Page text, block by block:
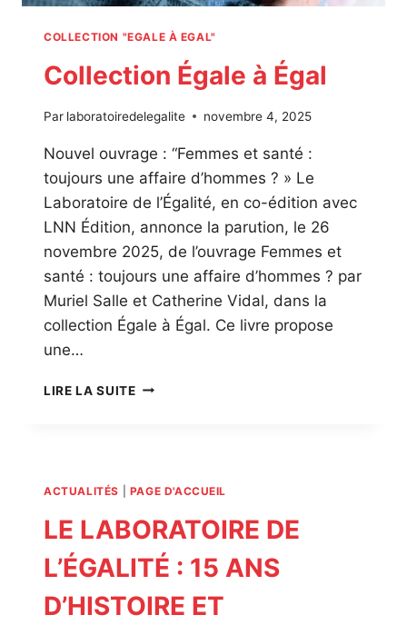
COLLECTION "EGALE À EGAL"
Collection Égale à Égal
Par laboratoiredelegalite novembre 4, 2025
Nouvel ouvrage : “Femmes et santé :
toujours une affaire d’hommes ? » Le
Laboratoire de l’Égalité, en co-édition avec
LNN Édition, annonce la parution, le 26
novembre 2025, de l’ouvrage Femmes et
santé : toujours une affaire d’hommes ? par
Muriel Salle et Catherine Vidal, dans la
collection Égale à Égal. Ce livre propose
une…
LIRE LA SUITEC
I
O
N
É
G
A
ACTUALITÉS PAGE D'ACCUEIL
LE LABORATOIRE DE
L’ÉGALITÉ : 15 ANS
D’HISTOIRE ET